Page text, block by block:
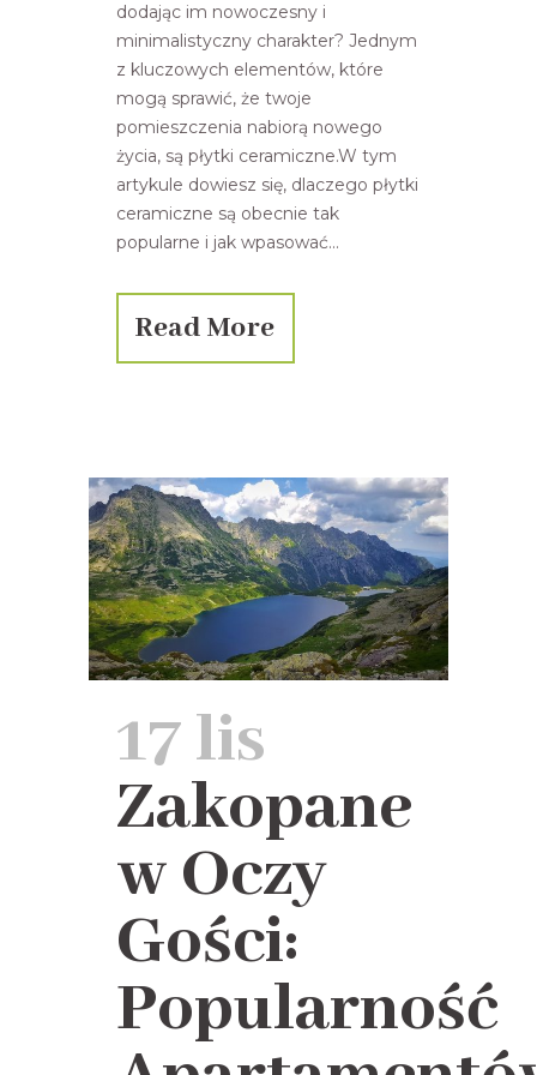
dodając im nowoczesny i
minimalistyczny charakter? Jednym
z kluczowych elementów, które
mogą sprawić, że twoje
pomieszczenia nabiorą nowego
życia, są płytki ceramiczne.W tym
artykule dowiesz się, dlaczego płytki
ceramiczne są obecnie tak
popularne i jak wpasować...
Read More
17 lis
Zakopane
w Oczy
Gości:
Popularność